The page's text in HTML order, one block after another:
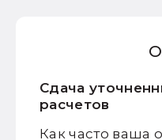
Сдача
расчетов
Как часто ваша